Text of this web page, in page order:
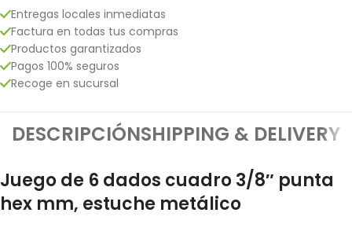
Entregas locales inmediatas
Factura en todas tus compras
Productos garantizados
Pagos 100% seguros
Recoge en sucursal
DESCRIPCIÓNSHIPPING & DELIVERY
Juego de 6 dados cuadro 3/8″ punta
hex mm, estuche metálico